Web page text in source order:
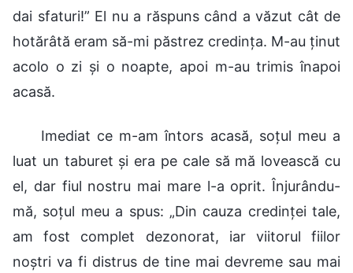
dai sfaturi!” El nu a răspuns când a văzut cât de
hotărâtă eram să-mi păstrez credința. M-au ținut
acolo o zi și o noapte, apoi m-au trimis înapoi
acasă.
Imediat ce m-am întors acasă, soțul meu a
luat un taburet și era pe cale să mă lovească cu
el, dar fiul nostru mai mare l-a oprit. Înjurându-
mă, soțul meu a spus: „Din cauza credinței tale,
am fost complet dezonorat, iar viitorul fiilor
noștri va fi distrus de tine mai devreme sau mai